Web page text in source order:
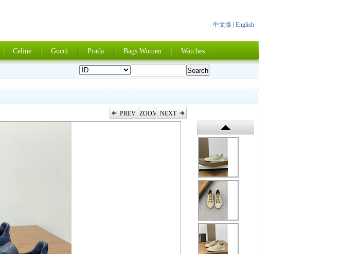
中文版
English
Celine Gucci Prada Bags Women Watches
PREV ZOOM NEXT